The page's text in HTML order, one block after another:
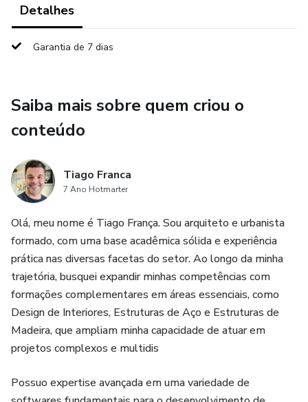
Todos os assets da nossas bibliotecas foram
cuidadosamente modelados,
Os assets da 3dstudioart para Unreal Engine foram
desenvolvidos com padrões profissionais de altíssima
qualidade, voltados para quem busca realismo,
desempenho e praticidade em seus projetos. Cada
elemento é otimizado para garantir fluidez no
texturas em alta resolução, modelagens limpas e
detalhadas, além de materiais PBR que respondem com
fidelidade à luz e aos reflexos do motor gráfico.
Além disso, os assets são organizados de forma
inteligente, facilitando a integração nos seus ambientes
virtuais, sejam eles jogos, animações, projetos
arquitetônicos ou experiências interativas. Tudo é pensado
resultados visuais impressionantes
Detalhes
Garantia de 7 dias
Saiba mais sobre quem criou o
conteúdo
Tiago Franca
7 Ano Hotmarter
Olá, meu nome é Tiago França. Sou arquiteto e urbanista
formado, com uma base acadêmica sólida e experiência
prática nas diversas facetas do setor. Ao longo da minha
trajetória, busquei expandir minhas competências com
formações complementares em áreas essenciais, como
Design de Interiores, Estruturas de Aço e Estruturas de
Madeira, que ampliam minha capacidade de atuar em
projetos complexos e multidis
Possuo expertise avançada em uma variedade de